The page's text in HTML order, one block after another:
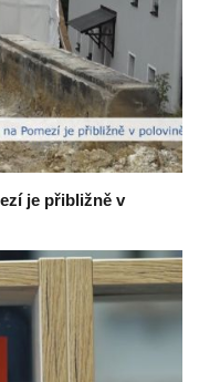
je přibližně v